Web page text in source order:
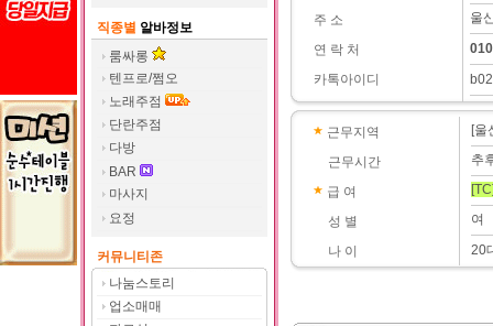
직종별 알바정보
룸싸롱
텐프로/쩜오
노래주점
단란주점
다방
BAR
마사지
요정
커뮤니티존
나눔스토리
업소매매
주 소
연 락 처
카톡아이디
울
근무지역
근무시간
급 여
성 별
나 이
[울
추
여
20